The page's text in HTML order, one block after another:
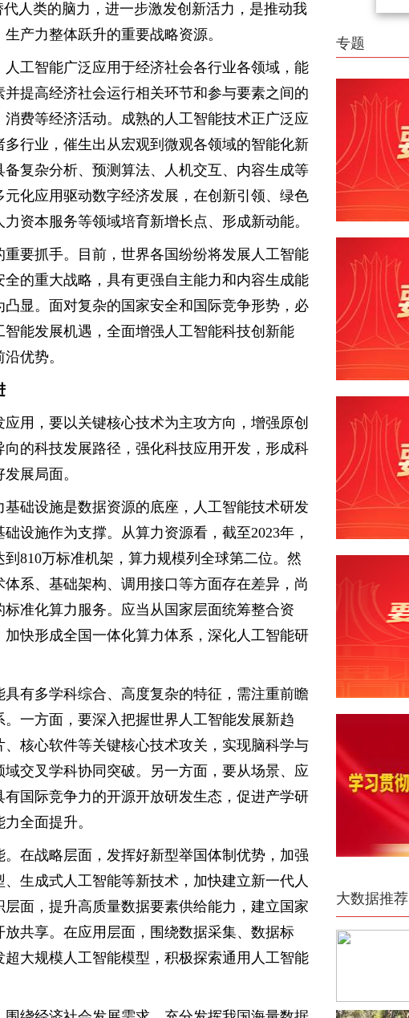
人类的脑力，进一步激发创新活力，是推动我
产力整体跃升的重要战略资源。
工智能广泛应用于经济社会各行业各领域，能
提高经济社会运行相关环节和参与要素之间的
费等经济活动。成熟的人工智能技术正广泛应
行业，催生出从宏观到微观各领域的智能化新
复杂分析、预测算法、人机交互、内容生成等
化应用驱动数字经济发展，在创新引领、绿色
资本服务等领域培育新增长点、形成新动能。
要抓手。目前，世界各国纷纷将发展人工智能
的重大战略，具有更强自主能力和内容生成能
显。面对复杂的国家安全和国际竞争形势，必
能发展机遇，全面增强人工智能科技创新能
优势。
用，要以关键核心技术为主攻方向，增强原创
的科技发展路径，强化科技应用开发，形成科
展局面。
础设施是数据资源的底座，人工智能技术研发
设施作为支撑。从算力资源看，截至2023年，
810万标准机架，算力规模列全球第二位。然
系、基础架构、调用接口等方面存在差异，尚
准化算力服务。应当从国家层面统筹整合资
快形成全国一体化算力体系，深化人工智能研
有多学科综合、高度复杂的特征，需注重前瞻
一方面，要深入把握世界人工智能发展新趋
核心软件等关键核心技术攻关，实现脑科学与
交叉学科协同突破。另一方面，要从场景、应
国际竞争力的开源开放研发生态，促进产学研
全面提升。
在战略层面，发挥好新型举国体制优势，加强
生成式人工智能等新技术，加快建立新一代人
面，提升高质量数据要素供给能力，建立国家
共享。在应用层面，围绕数据采集、数据标
大规模人工智能模型，积极探索通用人工智能
专题
大数据推荐